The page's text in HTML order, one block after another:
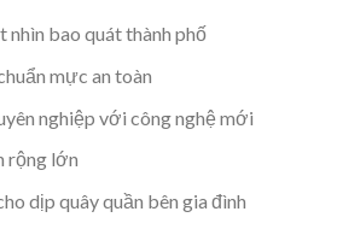
bao quát thành phố
mực an toàn
nghiệp với công nghệ mới
rộng lớn
dịp quây quần bên gia đình